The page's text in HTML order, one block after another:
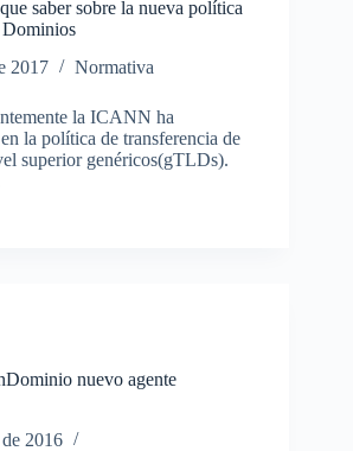
saber sobre la nueva política
Dominios
2017
Normativa
la ICANN ha
la política de transferencia de
superior genéricos(gTLDs).
nuevo agente
2016